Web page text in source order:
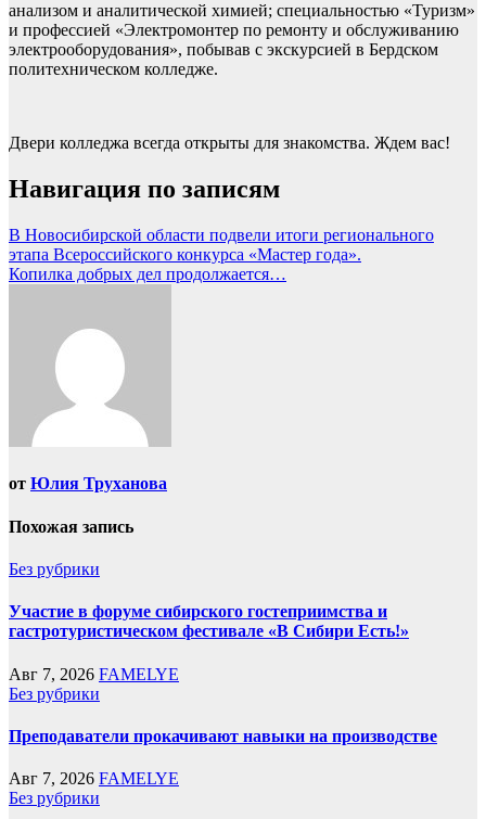
анализом и аналитической химией; специальностью «Туризм»
и профессией «Электромонтер по ремонту и обслуживанию
электрооборудования», побывав с экскурсией в Бердском
политехническом колледже.
Двери колледжа всегда открыты для знакомства. Ждем вас!
Навигация по записям
В Новосибирской области подвели итоги регионального
этапа Всероссийского конкурса «Мастер года».
Копилка добрых дел продолжается…
от Юлия Труханова
Похожая запись
Без рубрики
Участие в форуме сибирского гостеприимства и
гастротуристическом фестивале «В Сибири Есть!»
Авг 7, 2026 FAMELYE
Без рубрики
Преподаватели прокачивают навыки на производстве
Авг 7, 2026 FAMELYE
Без рубрики